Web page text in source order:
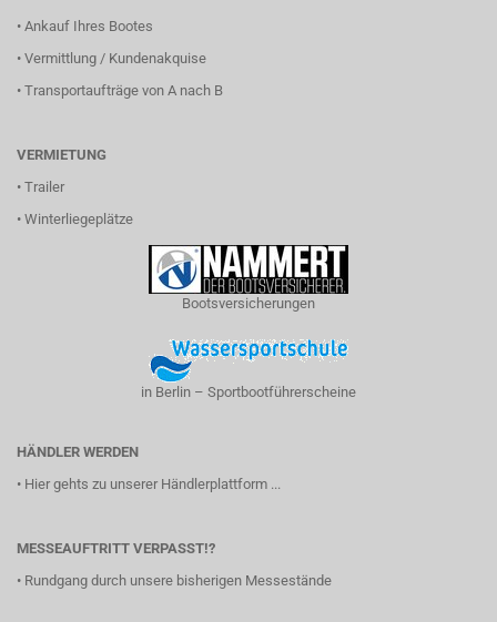
• Ankauf Ihres Bootes
• Vermittlung / Kundenakquise
• Transportaufträge von A nach B
VERMIETUNG
• Trailer
• Winterliegeplätze
Bootsversicherungen
in Berlin – Sportbootführerscheine
HÄNDLER WERDEN
• Hier gehts zu unserer Händlerplattform ...
MESSEAUFTRITT VERPASST!?
• Rundgang durch unsere bisherigen Messestände